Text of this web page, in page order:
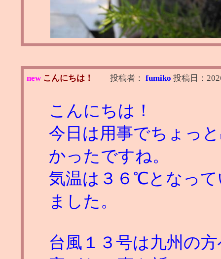
new こんにちは！ 投稿者： fumiko 投稿日：
こんにちは！
今日は用事でちょっ
かったですね。
気温は３６℃となっ
ました。
台風１３号は九州の